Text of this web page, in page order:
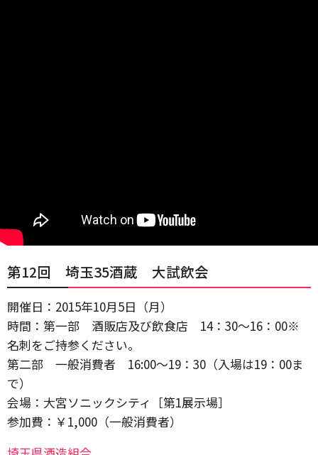
第12回 埼玉35酒蔵 大試飲会
開催日：2015年10月5日（月）
時間：第一部 酒販店及び飲食店 14：30〜16：00※
名刺をご持参ください。
第二部 一般消費者 16:00〜19：30（入場は19：00ま
で）
会場：大宮ソニックシティ［第1展示場］
参加費：￥1,000（一般消費者）